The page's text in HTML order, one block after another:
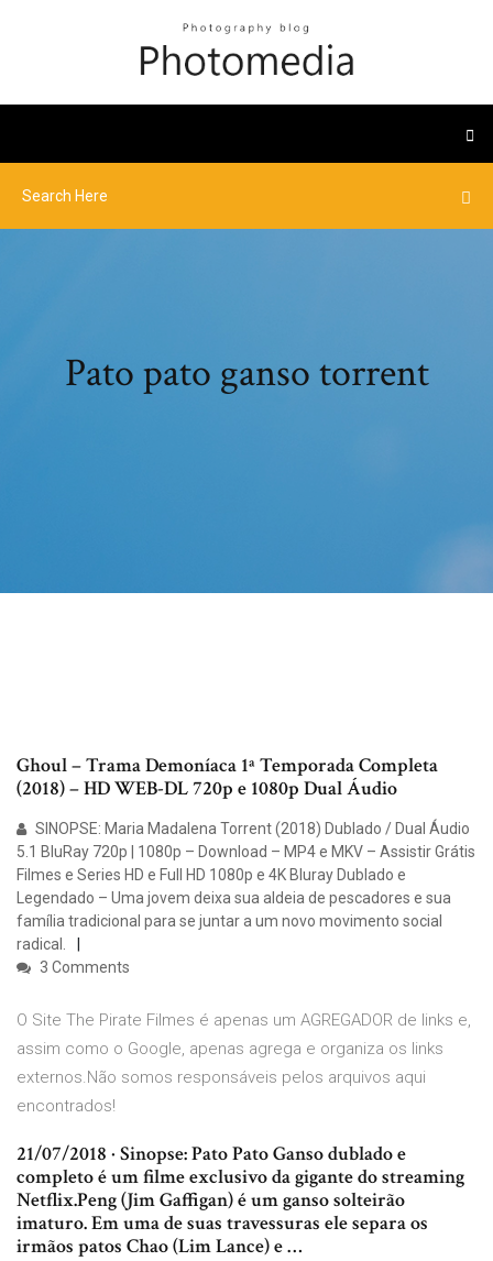
Pato pato ganso torrent
Ghoul – Trama Demoníaca 1ª Temporada Completa
(2018) – HD WEB-DL 720p e 1080p Dual Áudio
SINOPSE: Maria Madalena Torrent (2018) Dublado / Dual Áudio
5.1 BluRay 720p | 1080p – Download – MP4 e MKV – Assistir Grátis
Filmes e Series HD e Full HD 1080p e 4K Bluray Dublado e
Legendado – Uma jovem deixa sua aldeia de pescadores e sua
família tradicional para se juntar a um novo movimento social
radical.
3 Comments
O Site The Pirate Filmes é apenas um AGREGADOR de links e,
assim como o Google, apenas agrega e organiza os links
externos.Não somos responsáveis pelos arquivos aqui
encontrados!
21/07/2018 · Sinopse: Pato Pato Ganso dublado e
completo é um filme exclusivo da gigante do streaming
Netflix.Peng (Jim Gaffigan) é um ganso solteirão
imaturo. Em uma de suas travessuras ele separa os
irmãos patos Chao (Lim Lance) e …